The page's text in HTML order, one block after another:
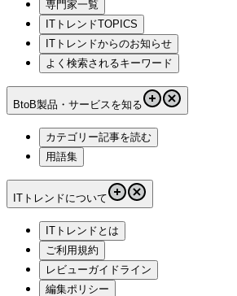
専門家一覧
ITトレンドTOPICS
ITトレンドからのお知らせ
よく検索されるキーワード
BtoB製品・サービスを知る
カテゴリー記事を読む
用語集
ITトレンドについて
ITトレンドとは
ご利用規約
レビューガイドライン
編集ポリシー